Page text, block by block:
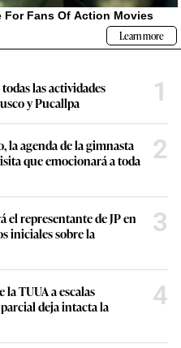
las actividades
y Pucallpa
1
la agenda de la gimnasta
que emocionará a toda
2
el representante de JP en
iniciales sobre la
3
TUUA a escalas
deja intacta la
4